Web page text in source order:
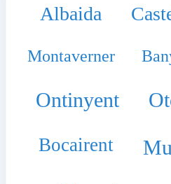
Albaida
Montaverner
Ontinyent
Bocairent